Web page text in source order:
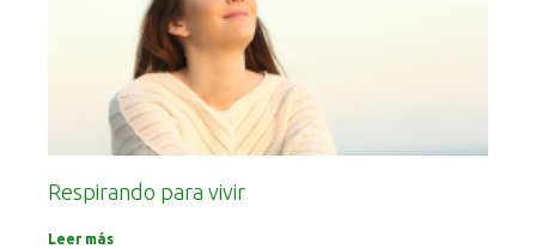
Respirando para vivir
Leer más